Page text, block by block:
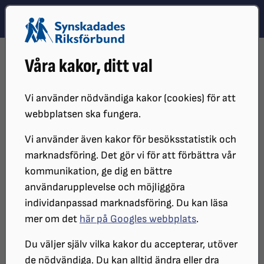
Våra kakor, ditt val
Vi använder nödvändiga kakor (cookies) för att
webbplatsen ska fungera.
Vi använder även kakor för besöksstatistik och
marknadsföring. Det gör vi för att förbättra vår
kommunikation, ge dig en bättre
användarupplevelse och möjliggöra
individanpassad marknadsföring. Du kan läsa
mer om det här på Googles webbplats.
Du väljer själv vilka kakor du accepterar, utöver
de nödvändiga. Du kan alltid ändra eller dra
Hoppa till innehåll
Hoppa till hitta snabbt
BRANSCHFÖRENINGAR
KONSTHANTVERKARES FÖRENING
OM FÖRENINGEN
Om Synskadade Konstnärers
och Konsthantverkares
Förening